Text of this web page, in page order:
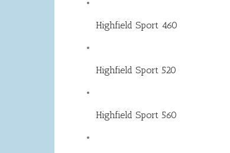
Highfield Sport 460
Highfield Sport 520
Highfield Sport 560